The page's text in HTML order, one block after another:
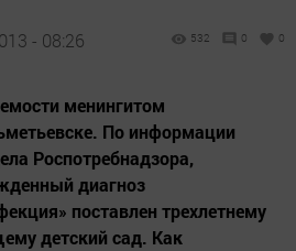
- 08:26 532 0 0
менингитом
По информации
Роспотребнадзора,
диагноз
поставлен трехлетнему
детский сад. Как